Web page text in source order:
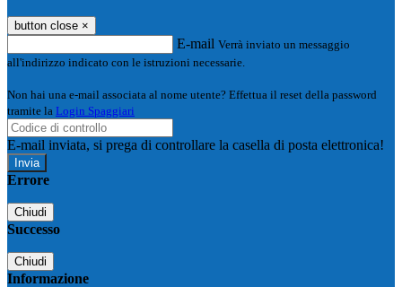
button close ×
E-mail Verrà inviato un messaggio
all'indirizzo indicato con le istruzioni necessarie.
Non hai una e-mail associata al nome utente? Effettua il reset della password
tramite la Login Spaggiari
E-mail inviata, si prega di controllare la casella di posta elettronica!
Errore
Chiudi
Successo
Chiudi
Informazione